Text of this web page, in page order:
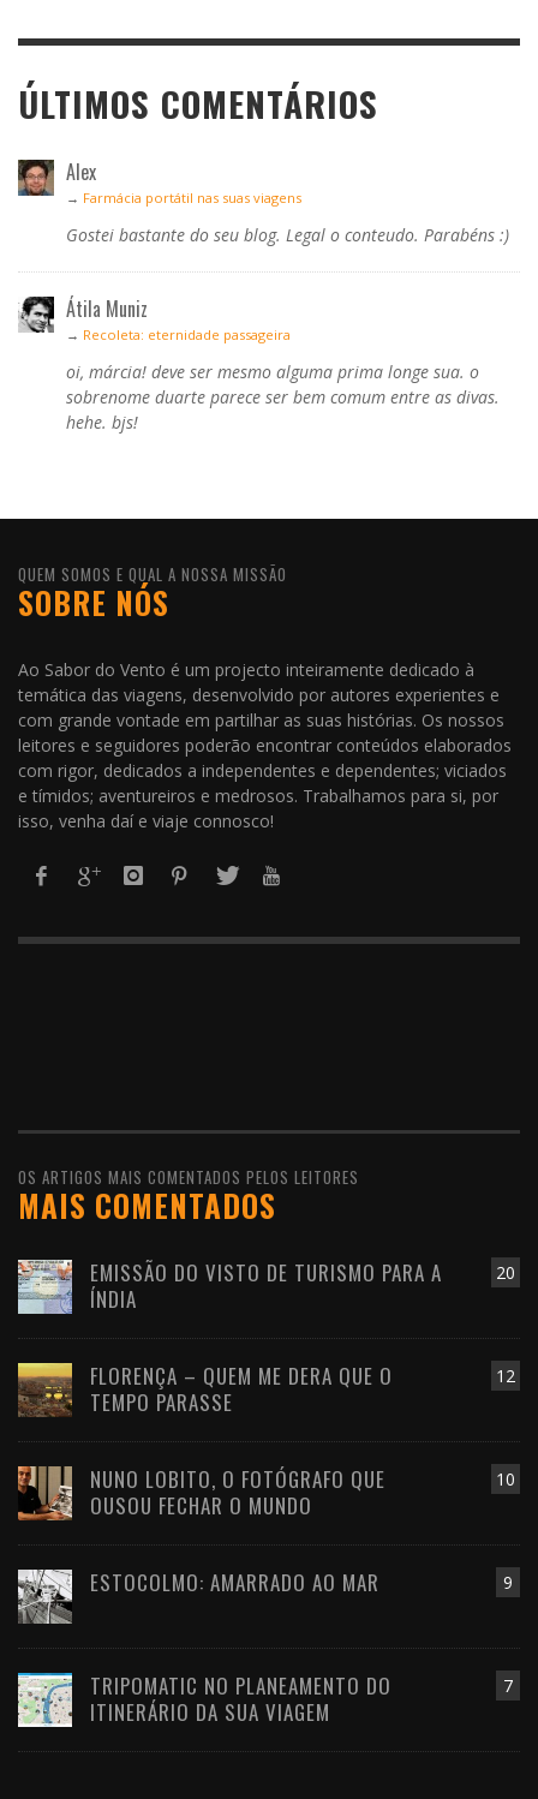
ÚLTIMOS COMENTÁRIOS
Alex
→ Farmácia portátil nas suas viagens
Gostei bastante do seu blog. Legal o conteudo. Parabéns :)
Átila Muniz
→ Recoleta: eternidade passageira
oi, márcia! deve ser mesmo alguma prima longe sua. o
sobrenome duarte parece ser bem comum entre as divas.
hehe. bjs!
QUEM SOMOS E QUAL A NOSSA MISSÃO
SOBRE NÓS
Ao Sabor do Vento é um projecto inteiramente dedicado à
temática das viagens, desenvolvido por autores experientes e
com grande vontade em partilhar as suas histórias. Os nossos
leitores e seguidores poderão encontrar conteúdos elaborados
com rigor, dedicados a independentes e dependentes; viciados
e tímidos; aventureiros e medrosos. Trabalhamos para si, por
isso, venha daí e viaje connosco!
OS ARTIGOS MAIS COMENTADOS PELOS LEITORES
MAIS COMENTADOS
20
EMISSÃO DO VISTO DE TURISMO PARA A
ÍNDIA
12
FLORENÇA – QUEM ME DERA QUE O
TEMPO PARASSE
10
NUNO LOBITO, O FOTÓGRAFO QUE
OUSOU FECHAR O MUNDO
9
ESTOCOLMO: AMARRADO AO MAR
7
TRIPOMATIC NO PLANEAMENTO DO
ITINERÁRIO DA SUA VIAGEM